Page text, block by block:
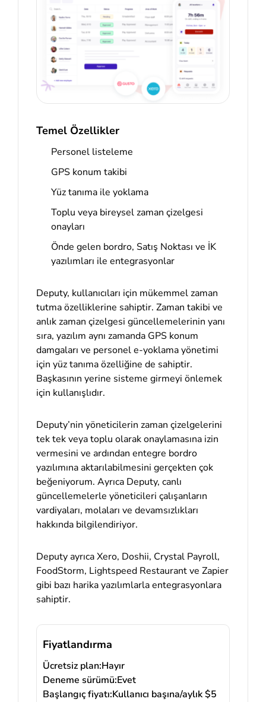
Temel Özellikler
Personel listeleme
GPS konum takibi
Yüz tanıma ile yoklama
Toplu veya bireysel zaman çizelgesi
onayları
Önde gelen bordro, Satış Noktası ve İK
yazılımları ile entegrasyonlar
Deputy, kullanıcıları için mükemmel zaman
tutma özelliklerine sahiptir. Zaman takibi ve
anlık zaman çizelgesi güncellemelerinin yanı
sıra, yazılım aynı zamanda GPS konum
damgaları ve personel e-yoklama yönetimi
için yüz tanıma özelliğine de sahiptir.
Başkasının yerine sisteme girmeyi önlemek
için kullanışlıdır.
Deputy’nin yöneticilerin zaman çizelgelerini
tek tek veya toplu olarak onaylamasına izin
vermesini ve ardından entegre bordro
yazılımına aktarılabilmesini gerçekten çok
beğeniyorum. Ayrıca Deputy, canlı
güncellemelerle yöneticileri çalışanların
vardiyaları, molaları ve devamsızlıkları
hakkında bilgilendiriyor.
Deputy ayrıca Xero, Doshii, Crystal Payroll,
FoodStorm, Lightspeed Restaurant ve Zapier
gibi bazı harika yazılımlarla entegrasyonlara
sahiptir.
Fiyatlandırma
Ücretsiz plan:Hayır
Deneme sürümü:Evet
Başlangıç fiyatı:Kullanıcı başına/aylık $5